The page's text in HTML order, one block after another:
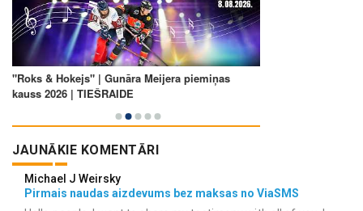
JAUNĀKIE KOMENTĀRI
Michael J Weirsky
Pirmais naudas aizdevums bez maksas no ViaSMS